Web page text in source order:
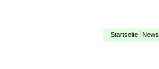
Startseite News